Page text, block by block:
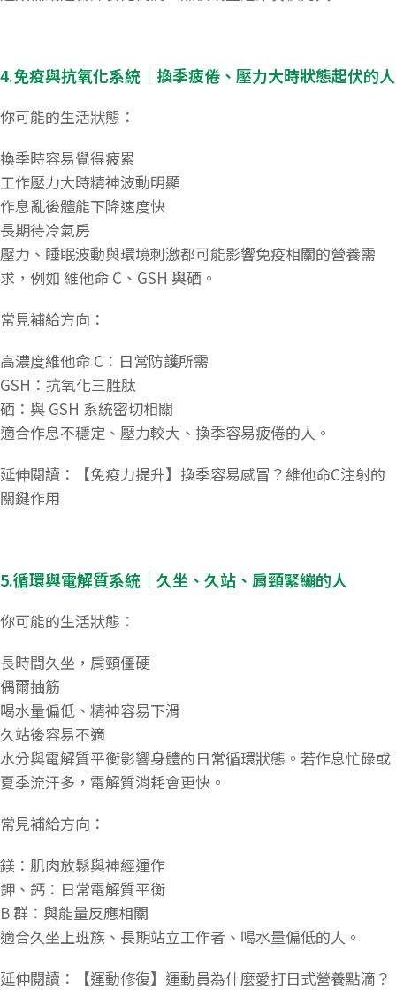
4.免疫與抗氧化系統｜換季疲倦、壓力大時狀態起伏的人
你可能的生活狀態：
換季時容易覺得疲累
工作壓力大時精神波動明顯
作息亂後體能下降速度快
長期待冷氣房
壓力、睡眠波動與環境刺激都可能影響免疫相關的營養需
求，例如 維他命 C、GSH 與硒。
常見補給方向：
高濃度維他命 C：日常防護所需
GSH：抗氧化三胜肽
硒：與 GSH 系統密切相關
適合作息不穩定、壓力較大、換季容易疲倦的人。
延伸閱讀：【免疫力提升】換季容易感冒？維他命C注射的
關鍵作用
5.循環與電解質系統｜久坐、久站、肩頸緊繃的人
你可能的生活狀態：
長時間久坐，肩頸僵硬
偶爾抽筋
喝水量偏低、精神容易下滑
久站後容易不適
水分與電解質平衡影響身體的日常循環狀態。若作息忙碌或
夏季流汗多，電解質消耗會更快。
常見補給方向：
鎂：肌肉放鬆與神經運作
鉀、鈣：日常電解質平衡
B 群：與能量反應相關
適合久坐上班族、長期站立工作者、喝水量偏低的人。
延伸閱讀：【運動修復】運動員為什麼愛打日式營養點滴？